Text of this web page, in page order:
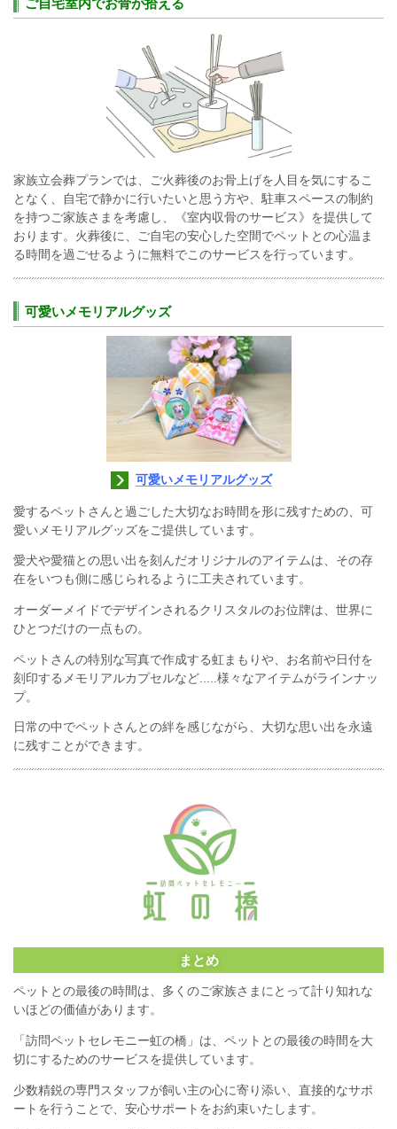
ご自宅室内でお骨が拾える
家族立会葬プランでは、ご火葬後のお骨上げを人目を気にするこ
となく、自宅で静かに行いたいと思う方や、駐車スペースの制約
を持つご家族さまを考慮し、《室内収骨のサービス》を提供して
おります。火葬後に、ご自宅の安心した空間でペットとの心温ま
る時間を過ごせるように無料でこのサービスを行っています。
可愛いメモリアルグッズ
可愛いメモリアルグッズ
愛するペットさんと過ごした大切なお時間を形に残すための、可
愛いメモリアルグッズをご提供しています。
愛犬や愛猫との思い出を刻んだオリジナルのアイテムは、その存
在をいつも側に感じられるように工夫されています。
オーダーメイドでデザインされるクリスタルのお位牌は、世界に
ひとつだけの一点もの。
ペットさんの特別な写真で作成する虹まもりや、お名前や日付を
刻印する メモリアルカプセルなど.....様々なアイテムがラインナッ
プ。
日常の中でペットさんとの絆を感じながら、大切な思い出を永遠
に残すことができます。
まとめ
ペットとの最後の時間は、多くのご家族さまにとって計り知れな
いほどの価値があります。
「訪問ペットセレモニー虹の橋」は、ペットとの最後の時間を大
切にするためのサービスを提供しています。
少数精鋭の専門スタッフが飼い主の心に寄り添い、直接的なサポ
ートを行うことで、安心サポートをお約束いたします。